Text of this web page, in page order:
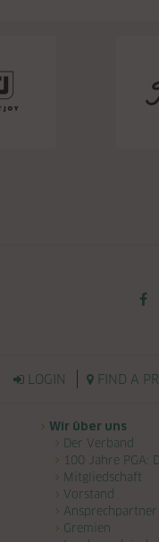
LOGIN FIND A
Wir über uns
Der Verband
100 Jahre PGA:
Mitgliedschaft
Vorstand
Ansprechpartner
Gremien